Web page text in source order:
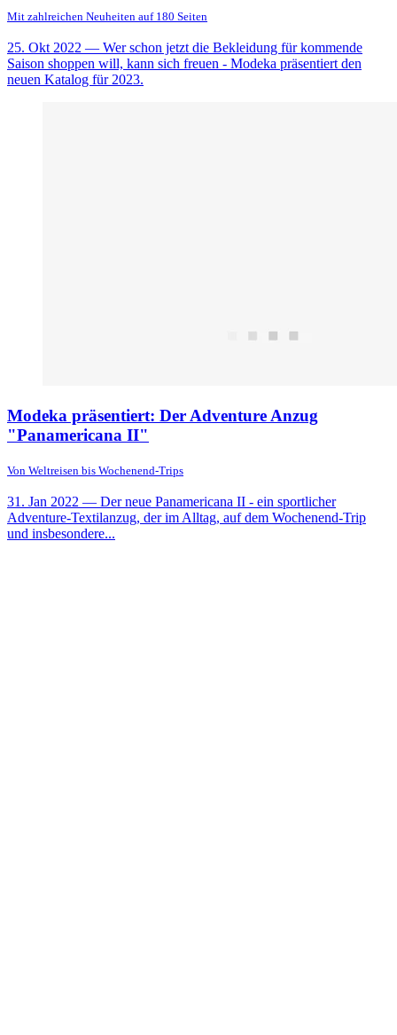
Mit zahlreichen Neuheiten auf 180 Seiten
25. Okt 2022 — Wer schon jetzt die Bekleidung für kommende
Saison shoppen will, kann sich freuen - Modeka präsentiert den
neuen Katalog für 2023.
Modeka präsentiert: Der Adventure Anzug
"Panamericana II"
Von Weltreisen bis Wochenend-Trips
31. Jan 2022 — Der neue Panamericana II - ein sportlicher
Adventure-Textilanzug, der im Alltag, auf dem Wochenend-Trip
und insbesondere...